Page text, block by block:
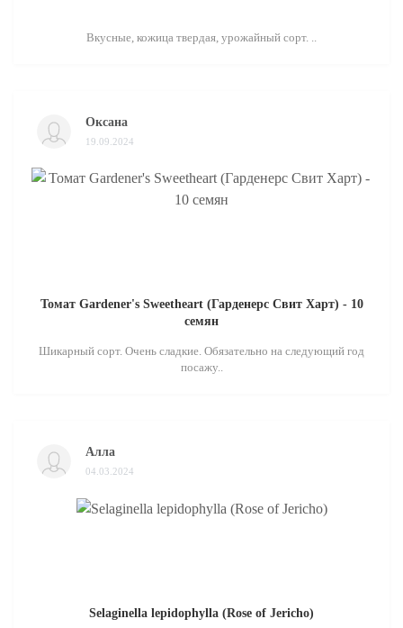
Вкусные, кожица твердая, урожайный сорт. ..
Оксана
19.09.2024
Томат Gardener's Sweetheart (Гарденерс Свит Харт) - 10
семян
Шикарный сорт. Очень сладкие. Обязательно на следующий год
посажу..
Алла
04.03.2024
Selaginella lepidophylla (Rose of Jericho)